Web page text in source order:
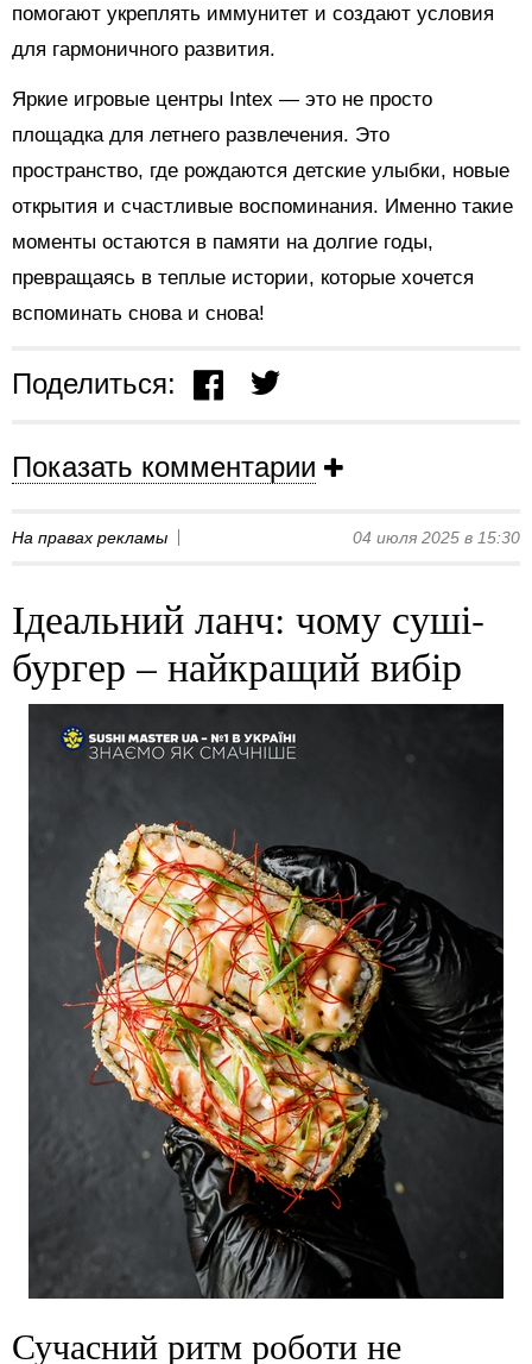
помогают укреплять иммунитет и создают условия
для гармоничного развития.
Яркие игровые центры Intex — это не просто
площадка для летнего развлечения. Это
пространство, где рождаются детские улыбки, новые
открытия и счастливые воспоминания. Именно такие
моменты остаются в памяти на долгие годы,
превращаясь в теплые истории, которые хочется
вспоминать снова и снова!
Поделиться:
Показать комментарии
На правах рекламы 04 июля 2025 в 15:30
Ідеальний ланч: чому суші-
бургер – найкращий вибір
Сучасний ритм роботи не